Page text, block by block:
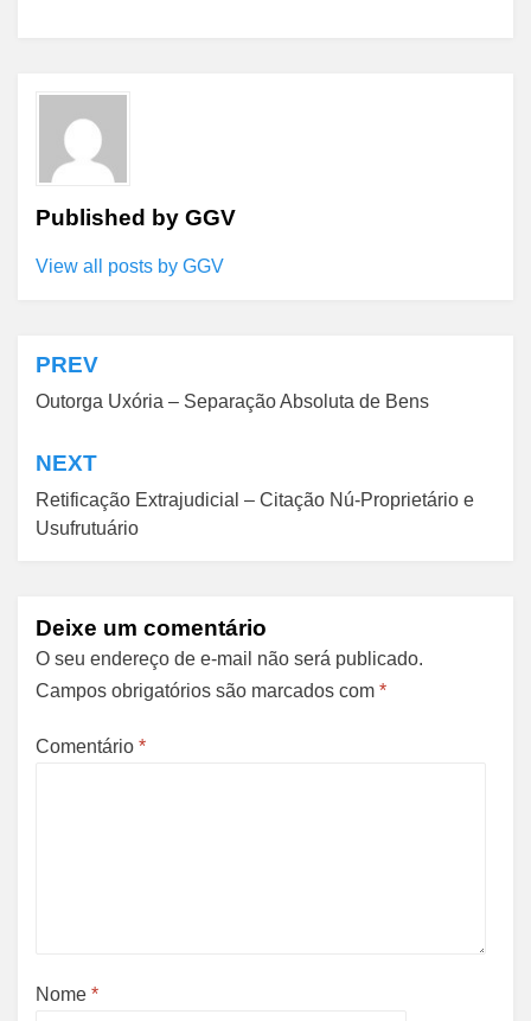
Published by GGV
View all posts by GGV
Navegação
de
Post
PREV
Outorga Uxória – Separação Absoluta de Bens
NEXT
Retificação Extrajudicial – Citação Nú-Proprietário e
Usufrutuário
Deixe um comentário
O seu endereço de e-mail não será publicado.
Campos obrigatórios são marcados com *
Comentário *
Nome *